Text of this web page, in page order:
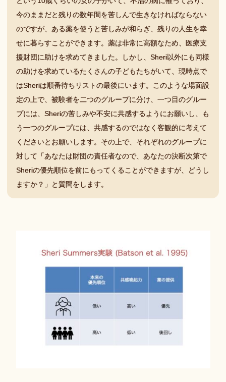
今のままだと残りの数年間を苦しんで生きなければならない
のですが、ある薬を使うと苦しみが和らぎ、残りの人生を幸
せに暮らすことができます。薬は非常に高額なため、医療支
援財団に助けを求めてきました。しかし、Sheri以外にも同様
の助けを求めているたくさんの子どもたちがいて、現時点で
はSheriは順番待ちリストの最後にいます。このような場面設
定の上で、被験者を二つのグループに分け、一つ目のグルー
プには、Sheriの苦しみや不安に共感するようにお願いし、も
う一つのグループには、共感するのではなく客観的に考えて
くださいとお願いします。その上で、それぞれのグループに
対して「あなたは財団の責任者なので、あなたの決断次第で
Sheriの優先順位を前にもってくることができますが、どうし
ますか？」と質問をします。